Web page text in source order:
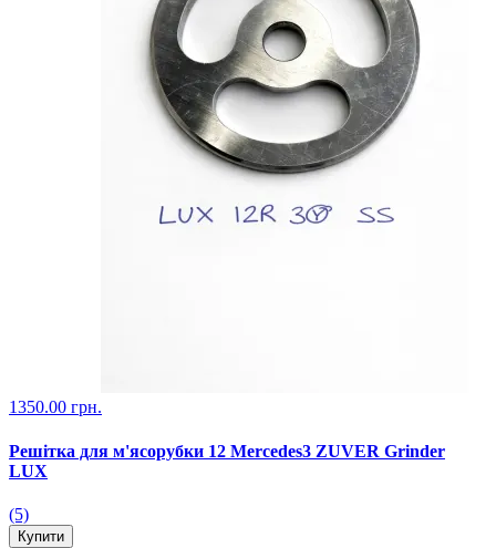
1350.00 грн.
Решітка для м'ясорубки 12 Mercedes3 ZUVER Grinder
LUX
(5)
Купити